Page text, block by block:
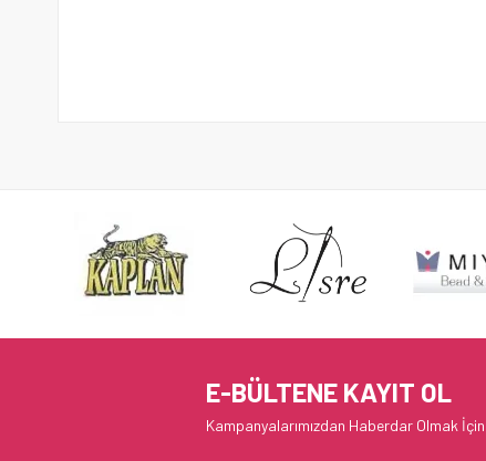
E-BÜLTENE KAYIT OL
Kampanyalarımızdan Haberdar Olmak İçin